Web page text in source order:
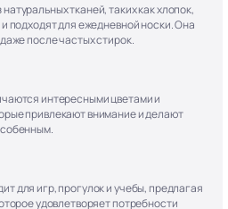
тканей, таких как хлопок,
подходят для ежедневной носки. Она
после частых стирок.
интересными цветами и
привлекают внимание и делают
для игр, прогулок и учебы, предлагая
удовлетворяет потребности